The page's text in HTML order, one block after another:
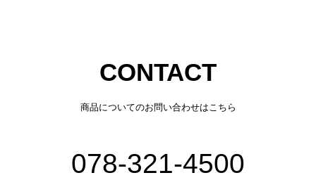
CONTACT
商品についてのお問い合わせはこちら
078-321-4500